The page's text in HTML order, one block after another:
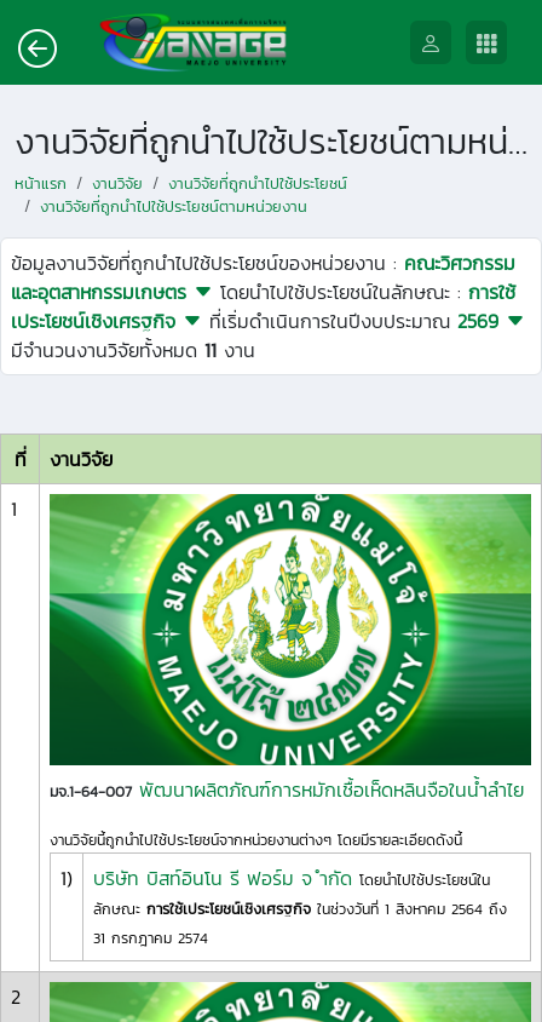
งานวิจัยที่ถูกนำไปใช้ประโยชน์ตามหน่วยงาน
หน้าแรก งานวิจัย
งานวิจัยที่ถูกนำไปใช้ประโยชน์
งานวิจัยที่ถูกนำไปใช้ประโยชน์ตามหน่วยงาน
ข้อมูลงานวิจัยที่ถูกนำไปใช้ประโยชน์ของหน่วยงาน : คณะวิศวกรรม
และอุตสาหกรรมเกษตร
โดยนำไปใช้ประโยชน์ในลักษณะ : การใช้
เประโยชน์เชิงเศรฐกิจ
ที่เริ่มดำเนินการในปีงบประมาณ 2569
มีจำนวนงานวิจัยทั้งหมด 11 งาน
ที่
งานวิจัย
1
มจ.1-64-007 พัฒนาผลิตภัณฑ์การหมักเชื้อเห็ดหลินจือในน้ำลำไย
งานวิจัยนี้ถูกนำไปใช้ประโยชน์จากหน่วยงานต่างๆ โดยมีรายละเอียดดังนี้
1) บริษัท บิสท์อินโน รี ฟอร์ม จ ำกัด โดยนำไปใช้ประโยชน์ใน
ลักษณะ การใช้เประโยชน์เชิงเศรฐกิจ ในช่วงวันที่ 1 สิงหาคม 2564 ถึง
31 กรกฎาคม 2574
2